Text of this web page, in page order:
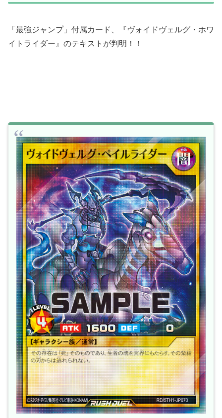
「最強ジャンプ」付属カード、『ヴォイドヴェルグ・ホワ
イトライダー』のテキストが判明！！